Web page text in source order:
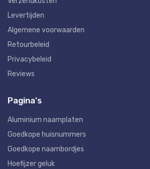
Levertijden
Algemene voorwaarden
Retourbeleid
Privacybeleid
Reviews
Pagina's
Aluminium naamplaten
Goedkope huisnummers
Goedkope naambordjes
Hoefijzer geluk